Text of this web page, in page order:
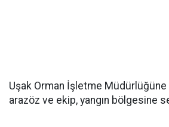
Uşak Orman İşletme Müdürlüğüne
arazöz ve ekip, yangın bölgesine